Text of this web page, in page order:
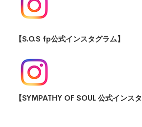
【S.O.S fp公式インスタグラム】
【SYMPATHY OF SOUL 公式インスタ